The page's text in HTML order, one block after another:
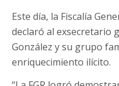
Este día, la Fiscalía
declaró al exsecretario
González y su grupo
enriquecimiento ilícito.